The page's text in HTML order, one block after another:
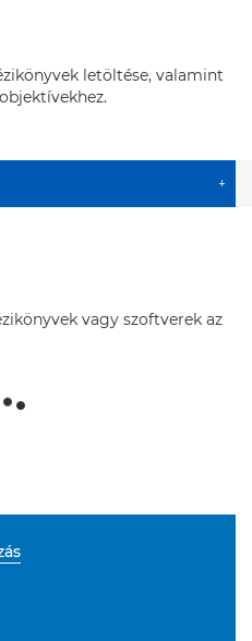
letöltése, valamint
+
vagy szoftverek az